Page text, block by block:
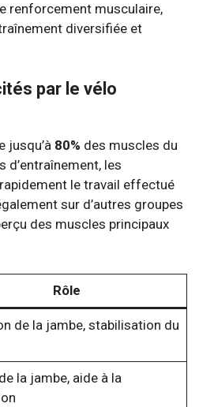
renforcement musculaire,
diversifiée et
par le vélo
jusqu’à 80% des muscles du
d’entraînement, les
le travail effectué
sur d’autres groupes
des muscles principaux
Rôle
de la jambe, stabilisation du
la jambe, aide à la